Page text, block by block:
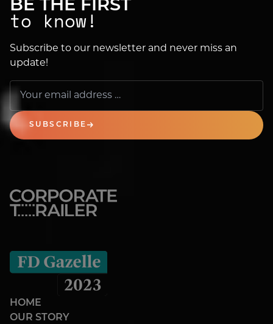
BE THE FIRST
to know!
Subscribe to our newsletter and never miss an
update!
SUBSCRIBE
HOME
OUR STORY